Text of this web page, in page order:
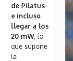
de Pilatus
e incluso
llegar a los
20 mW, lo
que supone
la